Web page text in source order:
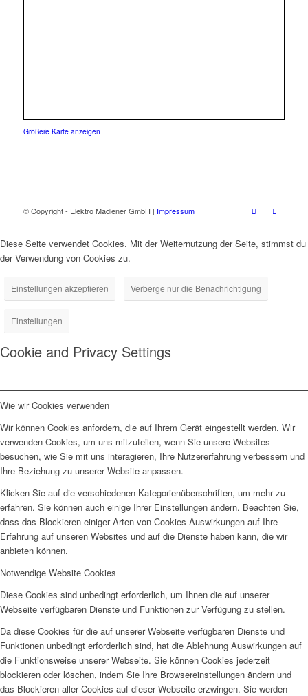
Größere Karte anzeigen
© Copyright - Elektro Madlener GmbH | Impressum
Diese Seite verwendet Cookies. Mit der Weiternutzung der Seite, stimmst du
der Verwendung von Cookies zu.
Einstellungen akzeptieren Verberge nur die Benachrichtigung
Einstellungen
Cookie and Privacy Settings
Wie wir Cookies verwenden
Wir können Cookies anfordern, die auf Ihrem Gerät eingestellt werden. Wir
verwenden Cookies, um uns mitzuteilen, wenn Sie unsere Websites
besuchen, wie Sie mit uns interagieren, Ihre Nutzererfahrung verbessern und
Ihre Beziehung zu unserer Website anpassen.
Klicken Sie auf die verschiedenen Kategorienüberschriften, um mehr zu
erfahren. Sie können auch einige Ihrer Einstellungen ändern. Beachten Sie,
dass das Blockieren einiger Arten von Cookies Auswirkungen auf Ihre
Erfahrung auf unseren Websites und auf die Dienste haben kann, die wir
anbieten können.
Notwendige Website Cookies
Diese Cookies sind unbedingt erforderlich, um Ihnen die auf unserer
Webseite verfügbaren Dienste und Funktionen zur Verfügung zu stellen.
Da diese Cookies für die auf unserer Webseite verfügbaren Dienste und
Funktionen unbedingt erforderlich sind, hat die Ablehnung Auswirkungen auf
die Funktionsweise unserer Webseite. Sie können Cookies jederzeit
blockieren oder löschen, indem Sie Ihre Browsereinstellungen ändern und
das Blockieren aller Cookies auf dieser Webseite erzwingen. Sie werden